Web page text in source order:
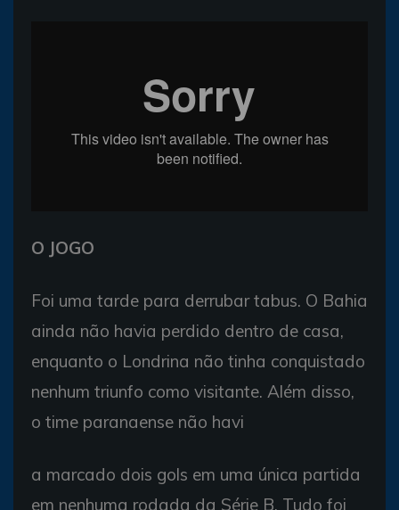
O JOGO
Foi uma tarde para derrubar tabus. O Bahia
ainda não havia perdido dentro de casa,
enquanto o Londrina não tinha conquistado
nenhum triunfo como visitante. Além disso,
o time paranaense não havi
a marcado dois gols em uma única partida
em nenhuma rodada da Série B. Tudo foi